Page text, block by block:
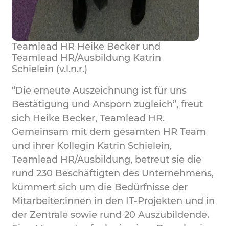
Teamlead HR Heike Becker und
Teamlead HR/Ausbildung Katrin
Schielein (v.l.n.r.)
“Die erneute Auszeichnung ist für uns
Bestätigung und Ansporn zugleich”, freut
sich Heike Becker, Teamlead HR.
Gemeinsam mit dem gesamten HR Team
und ihrer Kollegin Katrin Schielein,
Teamlead HR/Ausbildung, betreut sie die
rund 230 Beschäftigten des Unternehmens,
kümmert sich um die Bedürfnisse der
Mitarbeiter:innen in den IT-Projekten und in
der Zentrale sowie rund 20 Auszubildende.